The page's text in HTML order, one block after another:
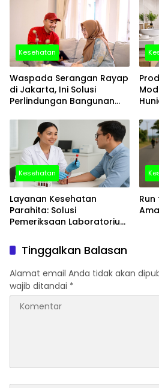
Kesehatan
Waspada Serangan Rayap
di Jakarta, Ini Solusi
Perlindungan Bangunan
Kesehatan
Layanan Kesehatan
Parahita: Solusi
Pemeriksaan Laboratorium
Terpercaya di Indonesia
Tinggalkan Balasan
Alamat email Anda tidak akan
wajib ditandai *